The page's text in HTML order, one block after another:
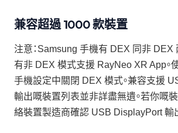
兼容超過 1000 款裝置
注意：Samsung 手機有 DEX 同非 DEX
有非 DEX 模式支援 RayNeo XR App。
手機設定中關閉 DEX 模式。兼容支援
輸出嘅裝置列表並非詳盡無遺。若你嘅
絡裝置製造商確認 USB DisplayPort 輸